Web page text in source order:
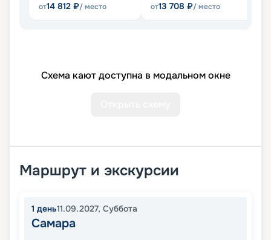
от14 812 ₽/ место
от13 708 ₽/ место
Схема кают доступна в модальном окне
Маршрут и экскурсии
1 день11.09.2027, Суббота
Самара